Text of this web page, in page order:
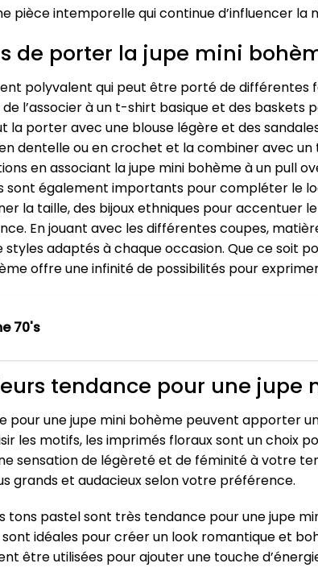
pièce intemporelle qui continue d’influencer la
de porter la jupe mini
polyvalent qui peut être porté de différentes
l’associer à un t-shirt basique et des baskets
la porter avec une blouse légère et des
dentelle ou en crochet et la combiner avec
en associant la jupe mini bohème à un pull
sont également importants pour compléter le
la taille, des bijoux ethniques pour accentuer
En jouant avec les différentes coupes,
adaptés à chaque occasion. Que ce soit
offre une infinité de possibilités pour
70's
tendance pour une jupe
pour une jupe mini bohème peuvent apporter
les motifs, les imprimés floraux sont un choix
sensation de légèreté et de féminité à votre
grands et audacieux selon votre préférence.
tons pastel sont très tendance pour une jupe
idéales pour créer un look romantique et
être utilisées pour ajouter une touche